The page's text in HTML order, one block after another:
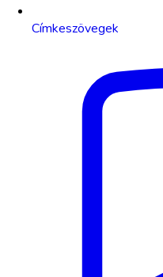
Címkeszövegek